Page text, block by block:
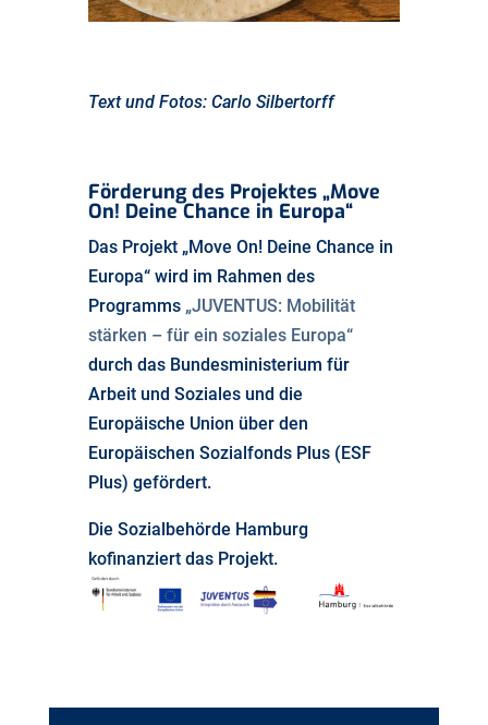
Text und Fotos: Carlo Silbertorff
Förderung des Projektes „Move
On! Deine Chance in Europa“
Das Projekt „Move On! Deine Chance in
Europa“ wird im Rahmen des
Programms „JUVENTUS: Mobilität
stärken – für ein soziales Europa“
durch das Bundesministerium für
Arbeit und Soziales und die
Europäische Union über den
Europäischen Sozialfonds Plus (ESF
Plus) gefördert.
Die Sozialbehörde Hamburg
kofinanziert das Projekt.